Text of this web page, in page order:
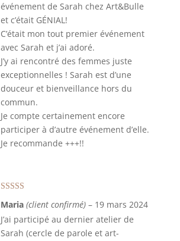
événement de Sarah chez Art&Bulle
et c’était GÉNIAL!
C’était mon tout premier événement
avec Sarah et j’ai adoré.
J’y ai rencontré des femmes juste
exceptionnelles ! Sarah est d’une
douceur et bienveillance hors du
commun.
Je compte certainement encore
participer à d’autre événement d’elle.
Je recommande +++!!
Maria (client confirmé) – 19 mars 2024
J’ai participé au dernier atelier de
Sarah (cercle de parole et art-